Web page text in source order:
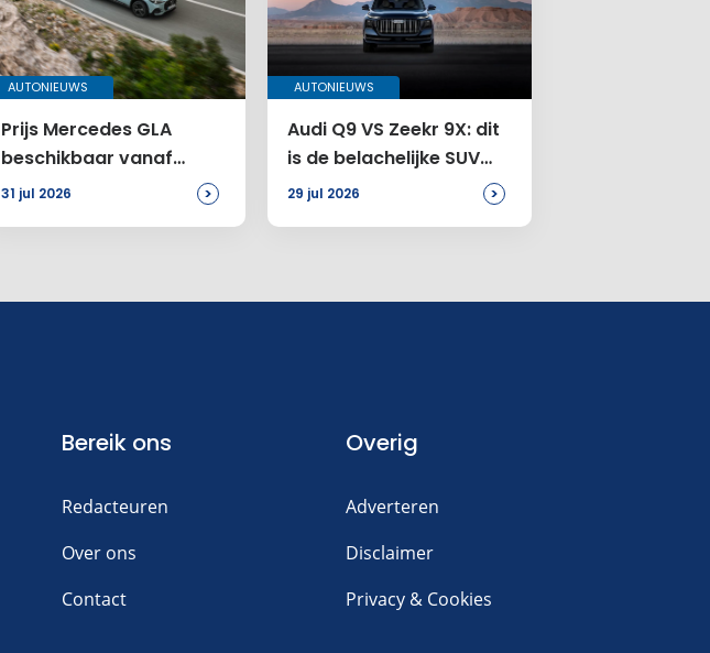
AUTONIEUWS
Prijs Mercedes GLA
beschikbaar vanaf
46.899 euro
31 jul 2026 >
AUTONIEUWS
Audi Q9 VS Zeekr 9X: dit
is de belachelijke SUV
voor jou
29 jul 2026 >
Bereik ons
Redacteuren
Over ons
Contact
Overig
Adverteren
Disclaimer
Privacy & Cookies